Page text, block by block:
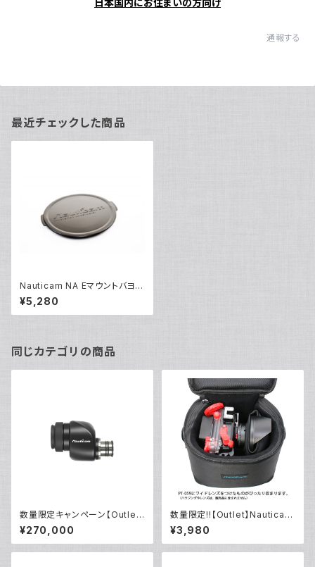
日本国内にお住まいの方向け
通報する
最近チェックした商品
Nauticam NA Eマウントバヨネ
ットハウジングボディキャップ [2
0525]
¥5,280
同じカテゴリの商品
数量限定キャンペーン【Outlet/
展示使用品】Nauticam NA ウ
ルトラビューファインダー180 ×
0.8 [21400]
¥270,000
数量限定!!【Outlet】Nauticam
NA ハウジングキャリングバッグ
MS
¥3,980